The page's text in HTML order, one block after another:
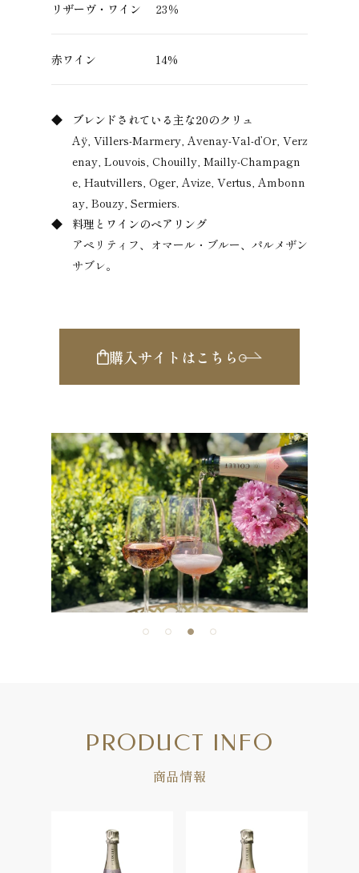
リザーヴ・ワイン 23％
赤ワイン 14%
ブレンドされている主な20のクリュ
Aÿ, Villers-Marmery, Avenay-Val-d’Or, Verz
enay, Louvois, Chouilly, Mailly-Champagn
e, Hautvillers, Oger, Avize, Vertus, Ambonn
ay, Bouzy, Sermiers.
料理とワインのペアリング
アペリティフ、オマール・ブルー、パルメザン
サブレ。
購入サイトはこちら
PRODUCT INFO
商品情報